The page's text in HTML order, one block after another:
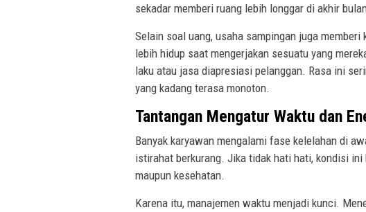
sekadar memberi ruang lebih longgar di akhir
Selain soal uang, usaha sampingan juga
lebih hidup saat mengerjakan sesuatu yang
laku atau jasa diapresiasi pelanggan. Rasa ini
yang kadang terasa monoton.
Tantangan Mengatur Waktu dan
Banyak karyawan mengalami fase kelelahan di
istirahat berkurang. Jika tidak hati hati, kondisi
maupun kesehatan.
Karena itu, manajemen waktu menjadi kunci.